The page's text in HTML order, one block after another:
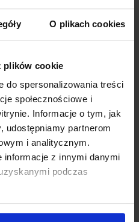
O plikach cookies
plików cookie
do spersonalizowania treści
społecznościowe i
Informacje o tym, jak
udostępniamy partnerom
i analitycznym.
informacje z innymi danymi
podczas